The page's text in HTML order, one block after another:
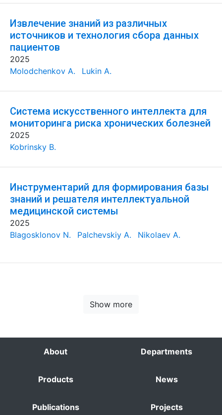
Извлечение знаний из различных
источников и технология сбора данных
пациентов
2025
Molodchenkov A.
Lukin A.
Система искусственного интеллекта для
мониторинга риска хронических болезней
2025
Kobrinsky B.
Инструментарий для формирования базы
знаний и решателя интеллектуальной
медицинской системы
2025
Blagosklonov N.
Palchevskiy A. Nikolaev A.
Show more
About Departments
Products News
Publications Projects